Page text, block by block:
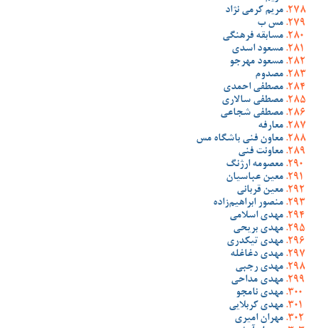
مریم کرمی نژاد
مس ب
مسابقه فرهنگی
مسعود اسدی
مسعود مهرجو
مصدوم
مصطفی احمدی
مصطفی سالاری
مصطفی شجاعی
معارفه
معاون فنی باشگاه مس
معاونت فنی
معصومه ارژنگ
معین عباسیان
معین قربانی
منصور ابراهیم‌زاده
مهدی اسلامی
مهدی بریحی
مهدی تیکدری
مهدی دغاغله
مهدی رجبی
مهدی مداحی
مهدی نامجو
مهدی کربلایی
مهران امیری